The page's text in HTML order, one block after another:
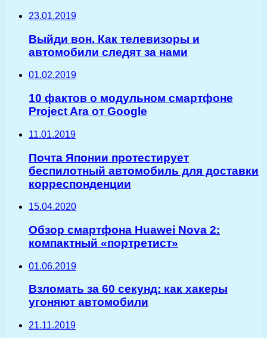
23.01.2019
Выйди вон. Как телевизоры и
автомобили следят за нами
01.02.2019
10 фактов о модульном смартфоне
Project Ara от Google
11.01.2019
Почта Японии протестирует
беспилотный автомобиль для доставки
корреспонденции
15.04.2020
Обзор смартфона Huawei Nova 2:
компактный «портретист»
01.06.2019
Взломать за 60 секунд: как хакеры
угоняют автомобили
21.11.2019